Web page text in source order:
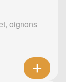
oignons